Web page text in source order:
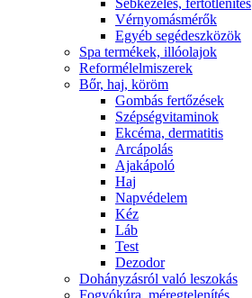
Sebkezelés, fertőtlenítés
Vérnyomásmérők
Egyéb segédeszközök
Spa termékek, illóolajok
Reformélelmiszerek
Bőr, haj, köröm
Gombás fertőzések
Szépségvitaminok
Ekcéma, dermatitis
Arcápolás
Ajakápoló
Haj
Napvédelem
Kéz
Láb
Test
Dezodor
Dohányzásról való leszokás
Fogyókúra, méregtelenítés